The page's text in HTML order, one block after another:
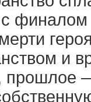
и
прошлое